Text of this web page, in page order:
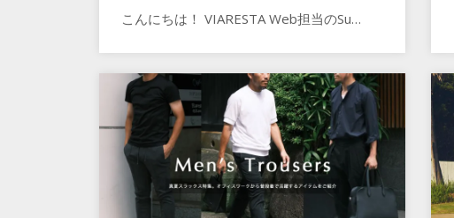
こんにちは！ VIARESTA Web担当のSu…